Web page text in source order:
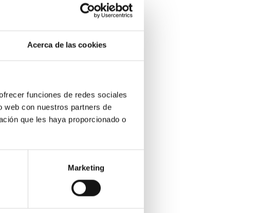
Acerca de las cookies
funciones de redes sociales
web con nuestros partners de
que les haya proporcionado o
Marketing
SERVICIOS
REGALA
GALERÍA
NOSOTROS
RESERVA YA